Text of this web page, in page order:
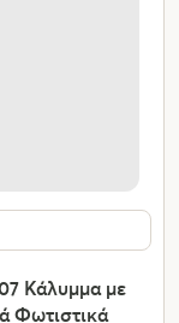
Κάλυμμα με
Φωτιστικά